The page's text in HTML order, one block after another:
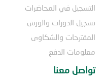
التسجيل في المحاضرات
تسجيل الدورات والورش
المقترحات والشكاوى
معلومات الدفع
تواصل معنا